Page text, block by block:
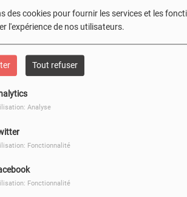
des cookies pour fournir les services et les
l'expérience de nos utilisateurs.
Tout refuser
Analyse
Fonctionnalité
Fonctionnalité
COMPAGNIE
FAIRE UN DON